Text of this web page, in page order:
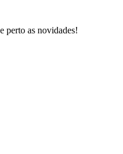
perto as novidades!